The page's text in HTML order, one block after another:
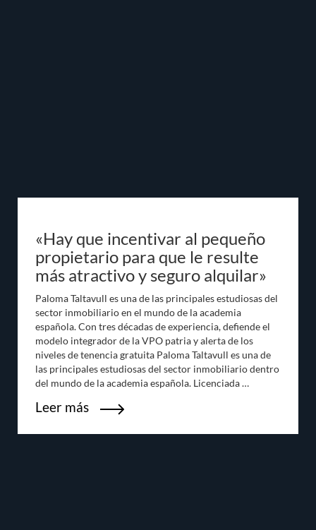
«Hay que incentivar al pequeño
propietario para que le resulte
más atractivo y seguro alquilar»
Paloma Taltavull es una de las principales estudiosas del
sector inmobiliario en el mundo de la academia
española. Con tres décadas de experiencia, defiende el
modelo integrador de la VPO patria y alerta de los
niveles de tenencia gratuita Paloma Taltavull es una de
las principales estudiosas del sector inmobiliario dentro
del mundo de la academia española. Licenciada …
Leer más